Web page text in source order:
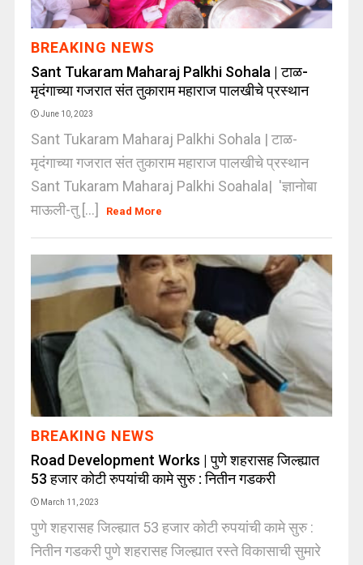
BREAKING NEWS
Sant Tukaram Maharaj Palkhi Sohala | टाळ-
मृदंगाच्या गजरात संत तुकाराम महाराज पालखीचे प्रस्थान
June 10, 2023
Sant Tukaram Maharaj Palkhi Sohala | टाळ-
मृदंगाच्या गजरात संत तुकाराम महाराज पालखीचे प्रस्थान
Sant Tukaram Maharaj Palkhi Soahala| 'ज्ञानोबा
माऊली-तु [...]
Read More
BREAKING NEWS
Road Development Works | पुणे शहरासह जिल्ह्यात
53 हजार कोटी रुपयांची कामे सुरु : नितीन गडकरी
March 11, 2023
पुणे शहरासह जिल्ह्यात 53 हजार कोटी रुपयांची कामे सुरु :
नितीन गडकरी पुणे शहरासह जिल्ह्यात रस्ते विकासाची सुमारे